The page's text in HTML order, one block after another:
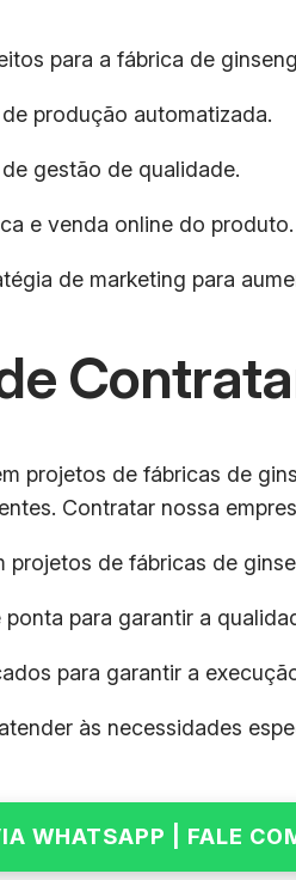
para a fábrica de
produção automatizada.
gestão de qualidade.
e venda online do produto.
de marketing para
projetos de fábricas de
Contratar nossa
projetos de fábricas de
para garantir a
para garantir a
às necessidades